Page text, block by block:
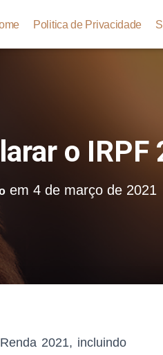
Politica de Privacidade
o IRPF
em4 de março de 2021
2021, incluindo